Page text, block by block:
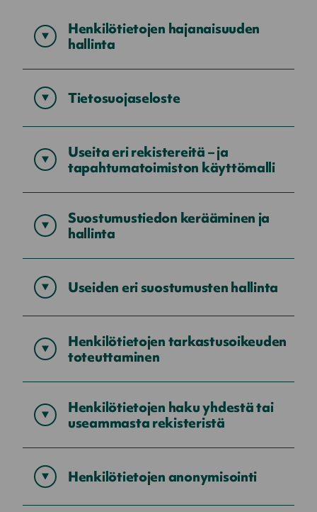
Näytä
Henkilötietojen hajanaisuuden
hallinta
Näytä
Tietosuojaseloste
Näytä
Useita eri rekistereitä – ja
tapahtumatoimiston käyttömalli
Näytä
Suostumustiedon kerääminen ja
hallinta
Näytä
Useiden eri suostumusten hallinta
Näytä
Henkilötietojen tarkastusoikeuden
toteuttaminen
Näytä
Henkilötietojen haku yhdestä tai
useammasta rekisteristä
Näytä
Henkilötietojen anonymisointi